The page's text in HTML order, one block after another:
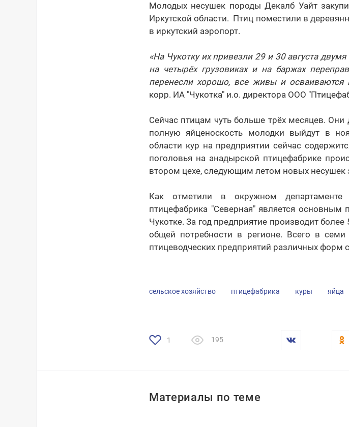
Молодых несушек породы Декалб Уайт
Иркутской области. Птиц поместили в
в иркутский аэропорт.
«На Чукотку их привезли 29 и 30 августа
на четырёх грузовиках и на баржах
перенесли хорошо, все живы и осваиваются
корр. ИА "Чукотка" и.о. директора ООО
Сейчас птицам чуть больше трёх месяцев.
полную яйценоскость молодки выйдут в
области кур на предприятии сейчас
поголовья на анадырской птицефабрике
втором цехе, следующим летом новых несушек
Как отметили в окружном департаменте
птицефабрика "Северная" является
Чукотке. За год предприятие производит
общей потребности в регионе. Всего в семи
птицеводческих предприятий различных форм
сельское хозяйство птицефабрика куры яйца
1 195
Материалы по теме